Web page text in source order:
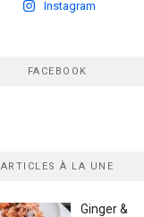
Instagram
FACEBOOK
ARTICLES À LA UNE
Ginger &